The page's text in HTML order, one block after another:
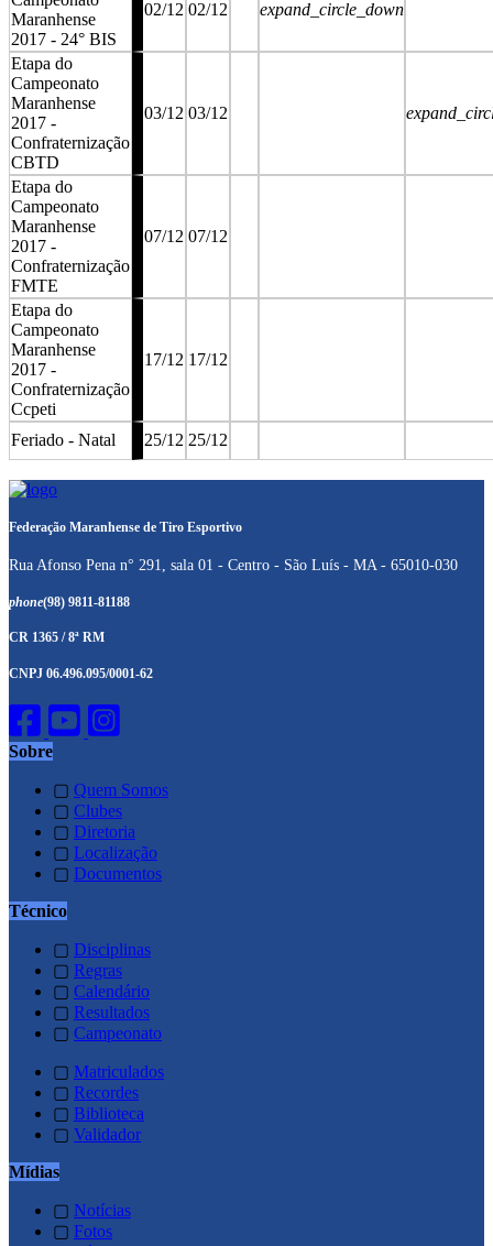
Maranhense
2017 - 24° BIS
02/12 02/12 expand_circle_down
Etapa do
Campeonato
Maranhense
2017 -
Confraternização
CBTD
03/12 03/12
Etapa do
Campeonato
Maranhense
2017 -
Confraternização
FMTE
07/12 07/12
Etapa do
Campeonato
Maranhense
2017 -
Confraternização
Ccpeti
17/12 17/12
Feriado - Natal 25/12 25/12
Federação Maranhense de Tiro Esportivo
Rua Afonso Pena n° 291, sala 01 - Centro - São Luís - MA - 65010-030
phone(98) 9811-81188
CR 1365 / 8ª RM
CNPJ 06.496.095/0001-62
Sobre
▢ Quem Somos
▢ Clubes
▢ Diretoria
▢ Localização
▢ Documentos
Técnico
▢ Disciplinas
▢ Regras
▢ Calendário
▢ Resultados
▢ Campeonato
▢ Matriculados
▢ Recordes
▢ Biblioteca
▢ Validador
Mídias
▢ Notícias
▢ Fotos